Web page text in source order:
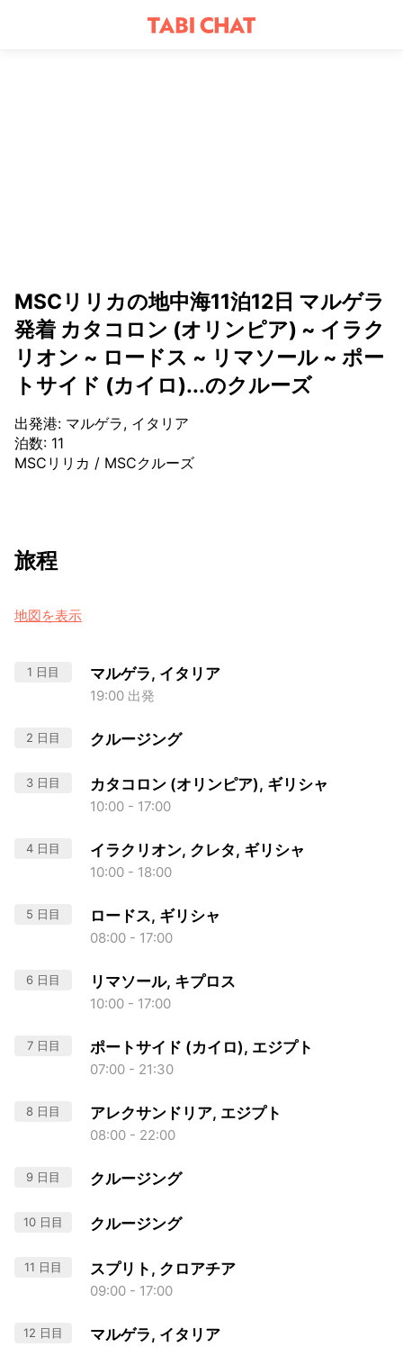
MSCリリカの地中海11泊12日 マルゲラ
発着 カタコロン (オリンピア) ~ イラク
リオン ~ ロードス ~ リマソール ~ ポー
トサイド (カイロ)...のクルーズ
出発港: マルゲラ, イタリア
泊数: 11
MSCリリカ / MSCクルーズ
旅程
地図を表示
1 日目 マルゲラ, イタリア
19:00 出発
2 日目 クルージング
3 日目 カタコロン (オリンピア), ギリシャ
10:00 - 17:00
4 日目 イラクリオン, クレタ, ギリシャ
10:00 - 18:00
5 日目 ロードス, ギリシャ
08:00 - 17:00
6 日目 リマソール, キプロス
10:00 - 17:00
7 日目 ポートサイド (カイロ), エジプト
07:00 - 21:30
8 日目 アレクサンドリア, エジプト
08:00 - 22:00
9 日目 クルージング
10 日目 クルージング
11 日目 スプリト, クロアチア
09:00 - 17:00
12 日目 マルゲラ, イタリア